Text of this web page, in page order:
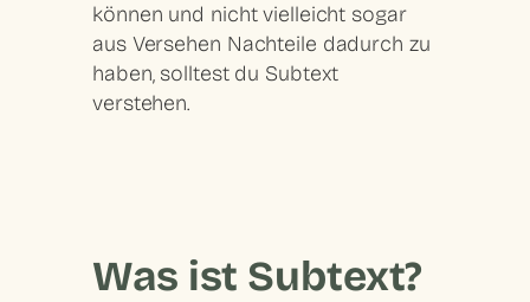
können und nicht vielleicht sogar
aus Versehen Nachteile dadurch zu
haben, solltest du Subtext
verstehen.
Was ist Subtext?